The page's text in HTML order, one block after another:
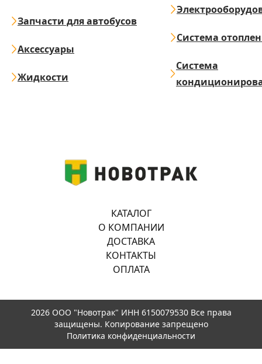
Запчасти для автобусов
Аксессуары
Жидкости
Система
Система
КАТАЛОГ
О КОМПАНИИ
ДОСТАВКА
КОНТАКТЫ
ОПЛАТА
2026 ООО "Новотрак" ИНН 6150079530 Все права
защищены. Копирование запрещено
Политика конфиденциальности